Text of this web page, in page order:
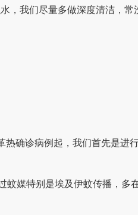
，我们尽量多做深度清洁，常
确诊病例起，我们首先是进
媒特别是埃及伊蚊传播，多